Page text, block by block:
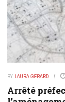
BY LAURA GERARD
Arrêté